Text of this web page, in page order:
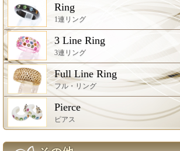
Ring
1連リング
3 Line Ring
3連リング
Full Line Ring
フル・リング
Pierce
ピアス